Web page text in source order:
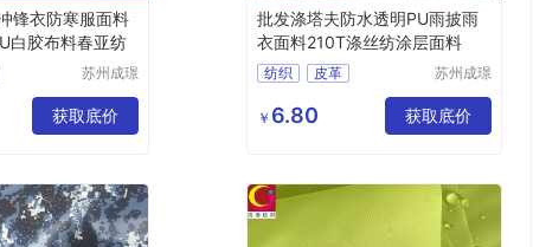
锋衣防寒服面料
白胶布料春亚纺
尼龙面料
苏州成璟
有限公司
获取底价
批发涤塔夫防水透明PU雨披雨
衣面料210T涤丝纺涂层面料
纺织
皮革
涤纶面料
苏州成璟
有限公司
￥ 6.80 获取底价